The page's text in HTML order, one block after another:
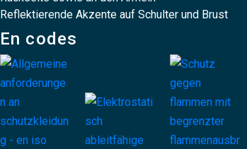
Reflektierende Akzente auf Schulter und Brust
En codes